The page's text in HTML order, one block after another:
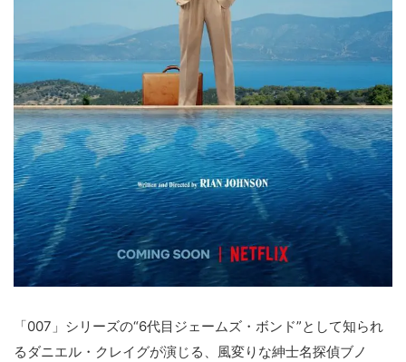
「007」シリーズの“6代目ジェームズ・ボンド”として知られ
るダニエル・クレイグが演じる、風変りな紳士名探偵ブノ